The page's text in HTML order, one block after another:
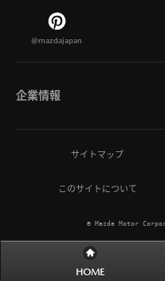
@mazdajapan
企業情報
マツダについて
ひとを想う価値創造
サステナビリティ
サイトマップ
このサイトについて
© Mazda Motor
HOME